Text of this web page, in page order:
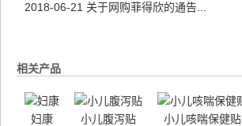
2018-06-21 关于网购菲得欣的通告...
相关产品
妇康 小儿腹泻贴 小儿咳喘保健贴